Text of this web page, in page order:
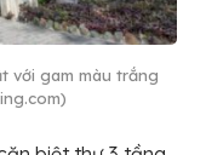
với gam màu trắng